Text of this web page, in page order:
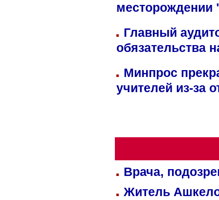
Главный
обязательства
Минпрос
учителей из-за
Врача,
Житель